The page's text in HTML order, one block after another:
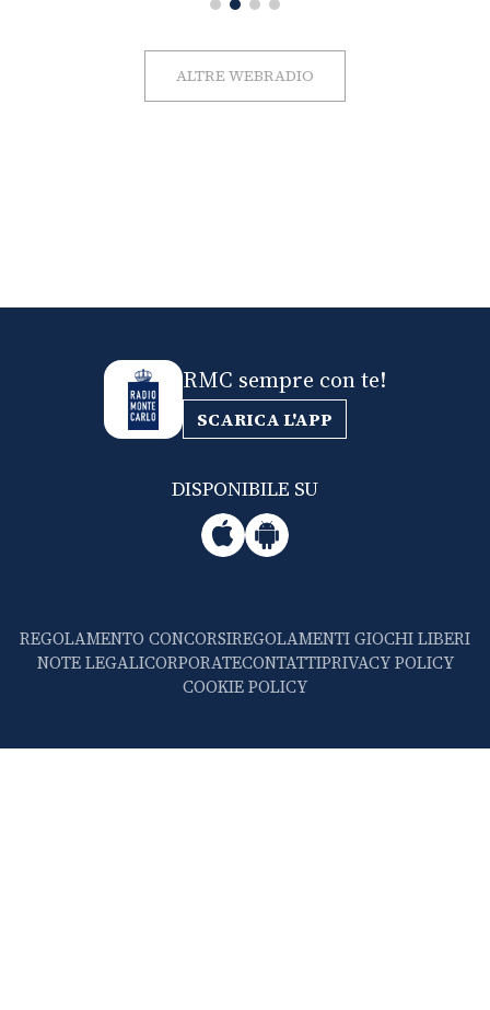
ALTRE WEBRADIO
RMC sempre con te!
SCARICA L'APP
DISPONIBILE SU
REGOLAMENTO CONCORSIREGOLAMENTI GIOCHI LIBERI
NOTE LEGALICORPORATECONTATTIPRIVACY POLICY
COOKIE POLICY